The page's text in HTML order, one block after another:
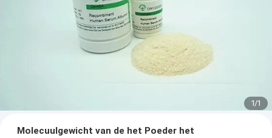
1/1
Molecuulgewicht van de het Poeder het